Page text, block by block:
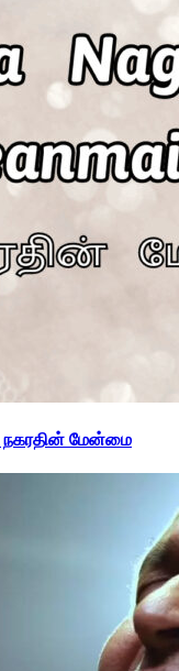
நகரதின் மேன்மை